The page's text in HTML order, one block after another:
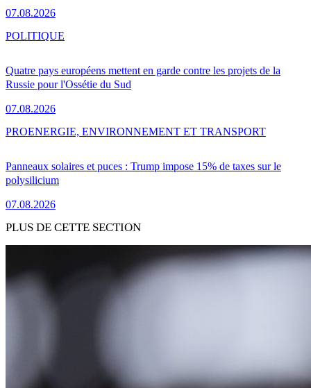
07.08.2026
Quatre pays européens mettent en garde contre les projets de la
Russie pour l'Ossétie du Sud
07.08.2026
POLITIQUE
Panneaux solaires et puces : Trump impose 15% de taxes sur le
polysilicium
07.08.2026
PROENERGIE, ENVIRONNEMENT ET TRANSPORT
PLUS DE CETTE SECTION